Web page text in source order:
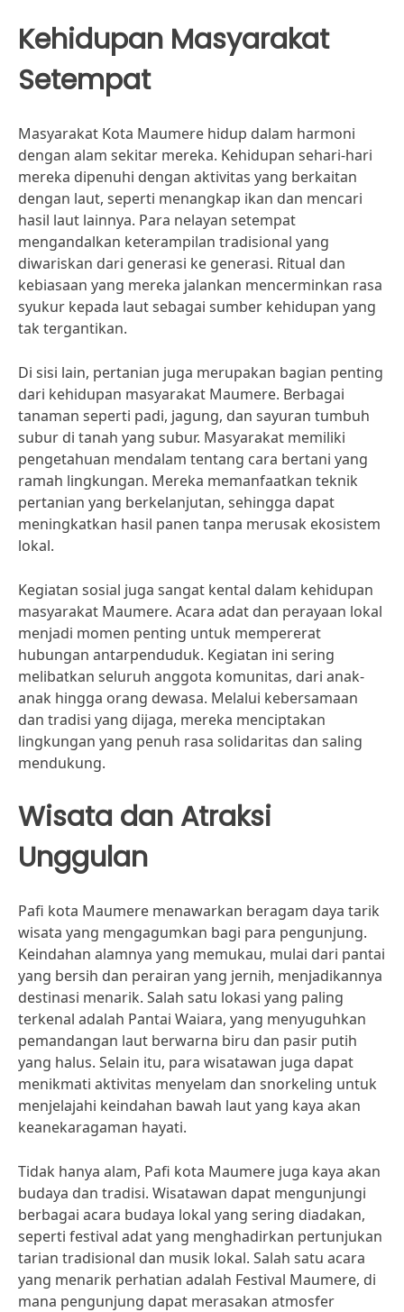
Kehidupan Masyarakat
Setempat
Masyarakat Kota Maumere hidup dalam harmoni
dengan alam sekitar mereka. Kehidupan sehari-hari
mereka dipenuhi dengan aktivitas yang berkaitan
dengan laut, seperti menangkap ikan dan mencari
hasil laut lainnya. Para nelayan setempat
mengandalkan keterampilan tradisional yang
diwariskan dari generasi ke generasi. Ritual dan
kebiasaan yang mereka jalankan mencerminkan rasa
syukur kepada laut sebagai sumber kehidupan yang
tak tergantikan.
Di sisi lain, pertanian juga merupakan bagian penting
dari kehidupan masyarakat Maumere. Berbagai
tanaman seperti padi, jagung, dan sayuran tumbuh
subur di tanah yang subur. Masyarakat memiliki
pengetahuan mendalam tentang cara bertani yang
ramah lingkungan. Mereka memanfaatkan teknik
pertanian yang berkelanjutan, sehingga dapat
meningkatkan hasil panen tanpa merusak ekosistem
lokal.
Kegiatan sosial juga sangat kental dalam kehidupan
masyarakat Maumere. Acara adat dan perayaan lokal
menjadi momen penting untuk mempererat
hubungan antarpenduduk. Kegiatan ini sering
melibatkan seluruh anggota komunitas, dari anak-
anak hingga orang dewasa. Melalui kebersamaan
dan tradisi yang dijaga, mereka menciptakan
lingkungan yang penuh rasa solidaritas dan saling
mendukung.
Wisata dan Atraksi
Unggulan
Pafi kota Maumere menawarkan beragam daya tarik
wisata yang mengagumkan bagi para pengunjung.
Keindahan alamnya yang memukau, mulai dari pantai
yang bersih dan perairan yang jernih, menjadikannya
destinasi menarik. Salah satu lokasi yang paling
terkenal adalah Pantai Waiara, yang menyuguhkan
pemandangan laut berwarna biru dan pasir putih
yang halus. Selain itu, para wisatawan juga dapat
menikmati aktivitas menyelam dan snorkeling untuk
menjelajahi keindahan bawah laut yang kaya akan
keanekaragaman hayati.
Tidak hanya alam, Pafi kota Maumere juga kaya akan
budaya dan tradisi. Wisatawan dapat mengunjungi
berbagai acara budaya lokal yang sering diadakan,
seperti festival adat yang menghadirkan pertunjukan
tarian tradisional dan musik lokal. Salah satu acara
yang menarik perhatian adalah Festival Maumere, di
mana pengunjung dapat merasakan atmosfer